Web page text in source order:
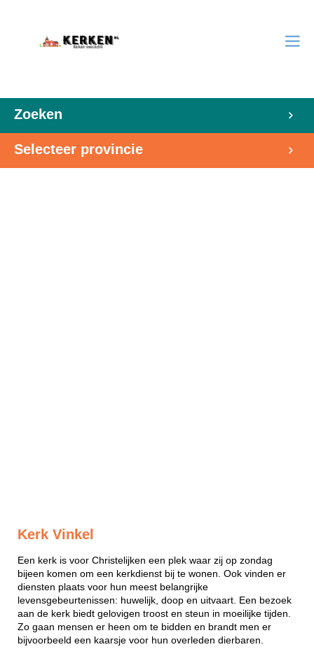
Zoeken
Selecteer provincie
Kerk Vinkel
Een kerk is voor Christelijken een plek waar zij op zondag
bijeen komen om een kerkdienst bij te wonen. Ook vinden er
diensten plaats voor hun meest belangrijke
levensgebeurtenissen: huwelijk, doop en uitvaart. Een bezoek
aan de kerk biedt gelovigen troost en steun in moeilijke tijden.
Zo gaan mensen er heen om te bidden en brandt men er
bijvoorbeeld een kaarsje voor hun overleden dierbaren.